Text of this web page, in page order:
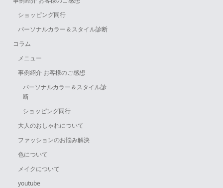
ショッピング同行
パーソナルカラー＆スタイル診断
コラム
メニュー
事例紹介 お客様のご感想
パーソナルカラー＆スタイル診
断
ショッピング同行
大人のおしゃれについて
ファッションのお悩み解決
色について
メイクについて
youtube